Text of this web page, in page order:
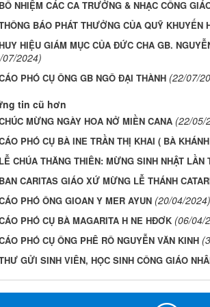
BỔ NHIỆM CÁC CA TRƯỞNG & NHẠC CÔNG
BÁO PHÁT THƯỞNG CỦA QUỸ KHUYẾN
HIỆU GIÁM MỤC CỦA ĐỨC CHA GB.
07/2024)
PHÓ CỤ ÔNG GB NGÔ ĐẠI THÀNH (22/07/
tin cũ hơn
MỪNG NGÀY HOA NỞ MIỀN CANA (22/05/
PHÓ CỤ BÀ INE TRẦN THỊ KHAI ( BÀ
LỄ CHÚA THĂNG THIÊN: MỪNG SINH NHẬT
BAN CARITAS GIÁO XỨ MỪNG LỄ THÁNH
PHÓ ÔNG GIOAN Y MER AYUN (20/04/2024)
PHÓ CỤ BÀ MAGARITA H NE HĐƠK (06/04/
PHÓ CỤ ÔNG PHÊ RÔ NGUYỄN VĂN KINH
GỬI SINH VIÊN, HỌC SINH CÔNG GIÁO